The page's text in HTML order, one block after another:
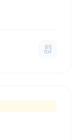
receipt_long